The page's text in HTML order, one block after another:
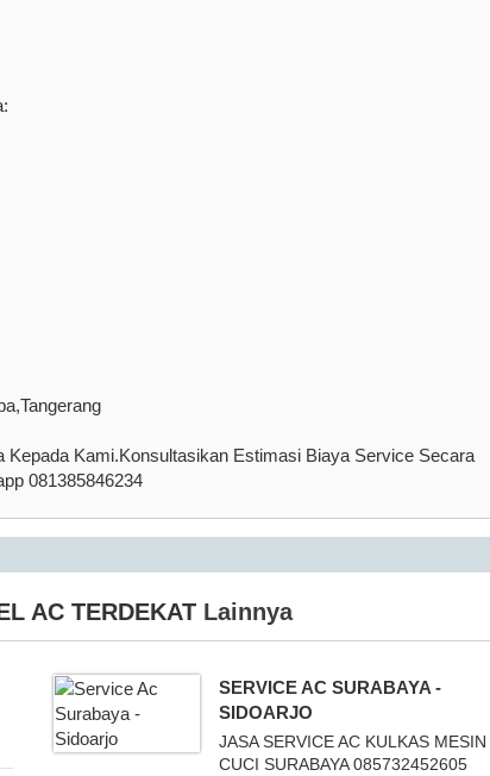
Kami.Konsultasikan Estimasi Biaya Service Secara
081385846234
AC TERDEKAT Lainnya
SERVICE AC SURABAYA -
SIDOARJO
JASA SERVICE AC KULKAS MESIN
CUCI SURABAYA 085732452605